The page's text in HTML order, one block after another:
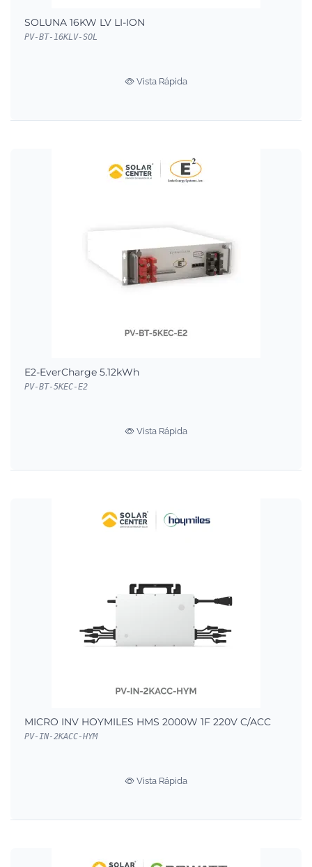
SOLUNA 16KW LV LI-ION
PV-BT-16KLV-SOL
Vista Rápida
E2-EverCharge 5.12kWh
PV-BT-5KEC-E2
Vista Rápida
MICRO INV HOYMILES HMS 2000W 1F 220V C/ACC
PV-IN-2KACC-HYM
Vista Rápida